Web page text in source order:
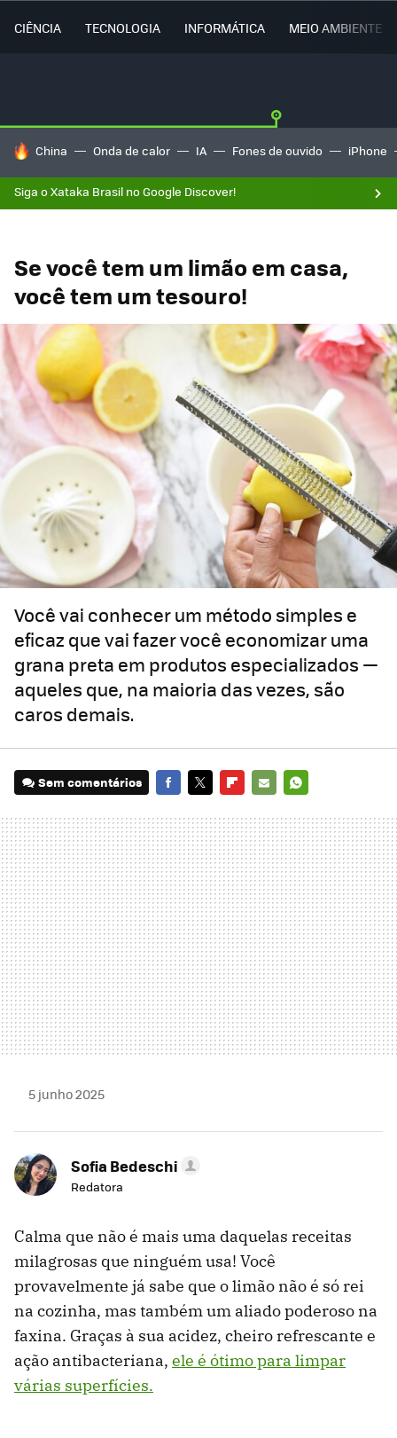
CIÊNCIA TECNOLOGIA INFORMÁTICA MEIO AMBIENTE
TENDÊNCIAS DO DIA
China Onda de calor IA Fones de ouvido iPhone
Siga o Xataka Brasil no Google Discover!
Se você tem um limão em casa,
você tem um tesouro!
Você vai conhecer um método simples e
eficaz que vai fazer você economizar uma
grana preta em produtos especializados —
aqueles que, na maioria das vezes, são
caros demais.
Sem comentários
MAIL
5 junho 2025
Sofia Bedeschi
Redatora
Calma que não é mais uma daquelas receitas
milagrosas que ninguém usa! Você
provavelmente já sabe que o limão não é só rei
na cozinha, mas também um aliado poderoso na
faxina. Graças à sua acidez, cheiro refrescante e
ação antibacteriana, ele é ótimo para limpar
várias superfícies.